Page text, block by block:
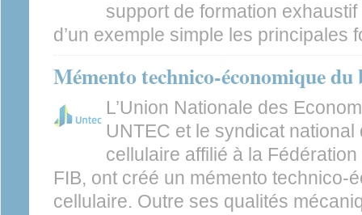
support de formation
d’un exemple simple les principales
Mémento technico-économique
L’Union Nationale des
UNTEC et le syndicat
cellulaire affilié à la
FIB, ont créé un mémento technico-
cellulaire. Outre ses qualités